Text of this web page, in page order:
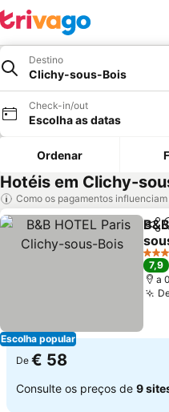
Destino
Clichy-sous-Bois
Check-in/out
Escolha as datas
Ordenar
Hotéis em Clichy-
Como os pagamentos
Escolha popular
3
7,9
a
De € 58
Consulte os preços de 9